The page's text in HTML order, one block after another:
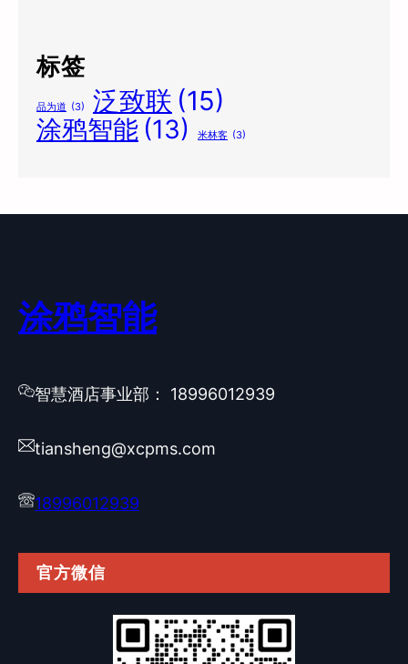
标签
品为道 (3) 泛致联 (15)
涂鸦智能 (13) 米林客 (3)
涂鸦智能
智慧酒店事业部： 18996012939
tiansheng@xcpms.com
18996012939
官方微信